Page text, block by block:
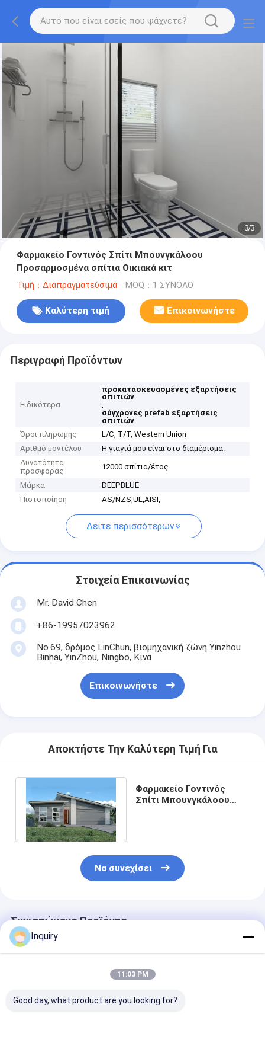
3/3
Φαρμακείο Γοντινός Σπίτι Μπουνγκάλοου
Προσαρμοσμένα σπίτια Οικιακά κιτ
Τιμή：Διαπραγματεύσιμα MOQ：1 ΣΥΝΟΛΟ
Καλύτερη τιμή Επικοινωνήστε
Περιγραφή Προϊόντων
Ειδικότερα
προκατασκευασμένες εξαρτήσεις
σπιτιών
,
σύγχρονες prefab εξαρτήσεις
σπιτιών
Όροι πληρωμής
L/C, T/T, Western Union
Αριθμό μοντέλου
Η γιαγιά μου είναι στο διαμέρισμα.
Δυνατότητα
προσφοράς
12000 σπίτια/έτος
Μάρκα
DEEPBLUE
Πιστοποίηση
AS/NZS,UL,AISI,
Δείτε περισσότερων
Στοιχεία Επικοινωνίας
Mr. David Chen
+86-19957023962
No.69, δρόμος LinChun, βιομηχανική ζώνη Yinzhou
Binhai, YinZhou, Ningbo, Κίνα
Επικοινωνήστε
Αποκτήστε Την Καλύτερη Τιμή Για
Φαρμακείο Γοντινός
Σπίτι Μπουνγκάλοου
Να συνεχίσει
Συνιστώμενα Προϊόντα
Inquiry
11:03 PM
Good day, what product are you looking for?